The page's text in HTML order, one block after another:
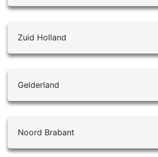
Zuid Holland
Gelderland
Noord Brabant